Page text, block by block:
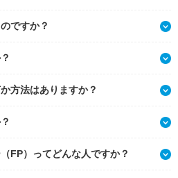
ですか？
方法はありますか？
FP）ってどんな人ですか？